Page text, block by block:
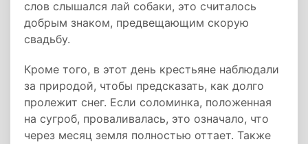
слов слышался лай собаки, это считалось
добрым знаком, предвещающим скорую
свадьбу.
Кроме того, в этот день крестьяне наблюдали
за природой, чтобы предсказать, как долго
пролежит снег. Если соломинка, положенная
на сугроб, проваливалась, это означало, что
через месяц земля полностью оттает. Также